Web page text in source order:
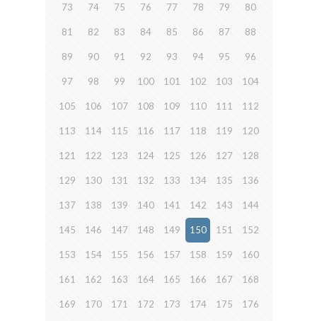
73 74 75 76 77 78 79 80
81 82 83 84 85 86 87 88
89 90 91 92 93 94 95 96
97 98 99 100 101 102 103 104
105 106 107 108 109 110 111 112
113 114 115 116 117 118 119 120
121 122 123 124 125 126 127 128
129 130 131 132 133 134 135 136
137 138 139 140 141 142 143 144
145 146 147 148 149 150 151 152
153 154 155 156 157 158 159 160
161 162 163 164 165 166 167 168
169 170 171 172 173 174 175 176